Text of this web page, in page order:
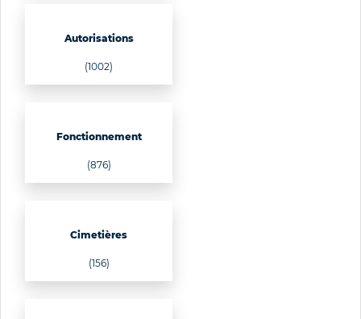
Autorisations
(1002)
Fonctionnement
(876)
Cimetières
(156)